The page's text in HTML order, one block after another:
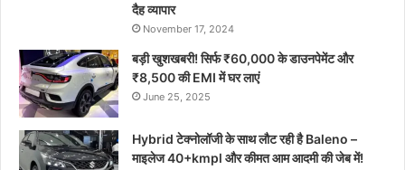
दैह व्यापार
November 17, 2024
बड़ी खुशखबरी! सिर्फ ₹60,000 के डाउनपेमेंट और
₹8,500 की EMI में घर लाएं
June 25, 2025
Hybrid टेक्नोलॉजी के साथ लौट रही है Baleno –
माइलेज 40+kmpl और कीमत आम आदमी की जेब में!